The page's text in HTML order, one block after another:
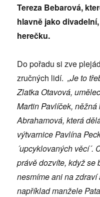
Tereza Bebarová,
hlavně jako
herečku.
Do pořadu si zve
zručných lidí.„Je to
Zlatka Otavová,
Martin Pavlíček,
Abrahamová, která
výtvarnice Pavlína
´upcyklovaných věcí´.
právě dozvíte, když se
nesmíme ani na zdraví
například manžele